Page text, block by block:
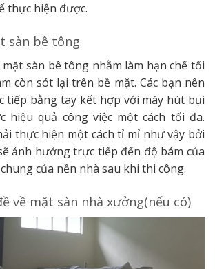
thực hiện được.
sàn bê tông
sàn bê tông nhằm làm hạn chế tối
còn sót lại trên bề mặt. Các bạn nên
tiếp bằng tay kết hợp với máy hút bụi
hiệu quả công việc một cách tối đa.
thực hiện một cách tỉ mỉ như vậy bởi
ảnh hưởng trực tiếp đến độ bám của
của nền nhà sau khi thi công.
về mặt sàn nhà xưởng(nếu có)